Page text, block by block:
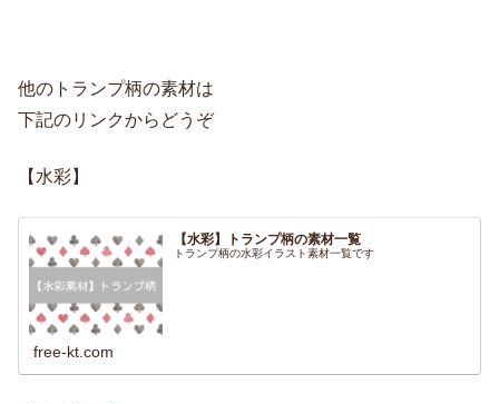
他のトランプ柄の素材は
下記のリンクからどうぞ
【水彩】
【水彩】トランプ柄の素材一覧
トランプ柄の水彩イラスト素材一覧です
free-kt.com